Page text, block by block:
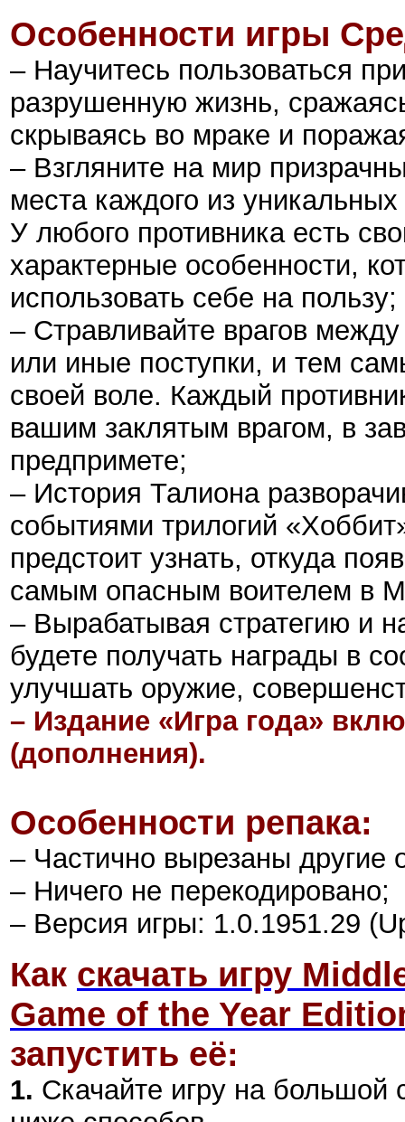
Особенности игры
– Научитесь пользоваться
разрушенную жизнь,
скрываясь во мраке и
– Взгляните на мир
места каждого из
У любого противника есть
характерные особенности,
использовать себе на пользу;
– Стравливайте врагов
или иные поступки, и тем
своей воле. Каждый
вашим заклятым врагом, в
предпримете;
– История Талиона
событиями трилогий
предстоит узнать, откуда
самым опасным воителем в
– Вырабатывая стратегию и
будете получать награды в
улучшать оружие,
– Издание «Игра года»
(дополнения).
Особенности репака:
– Частично вырезаны другие
– Ничего не перекодировано;
– Версия игры: 1.0.1951.29
Как скачать игру
Game of the Year
запустить её:
1. Скачайте игру на большой